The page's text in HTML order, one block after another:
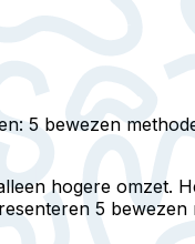
5 bewezen
hogere omzet.
5